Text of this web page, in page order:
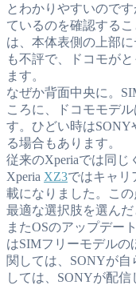
とわかりやすいので
ているのを確認する
は、本体表側の上部
も不評で、ドコモが
ます。
なぜか背面中央に。
ころに、ドコモモデ
す。ひどい時はSONY
る場合もあります。
従来のXperiaでは同じ
Xperia XZ3ではキャリ
載になりました。こ
最適な選択肢を選んだ
またOSのアップデー
はSIMフリーモデルの
関しては、SONYが
しては、SONYが配